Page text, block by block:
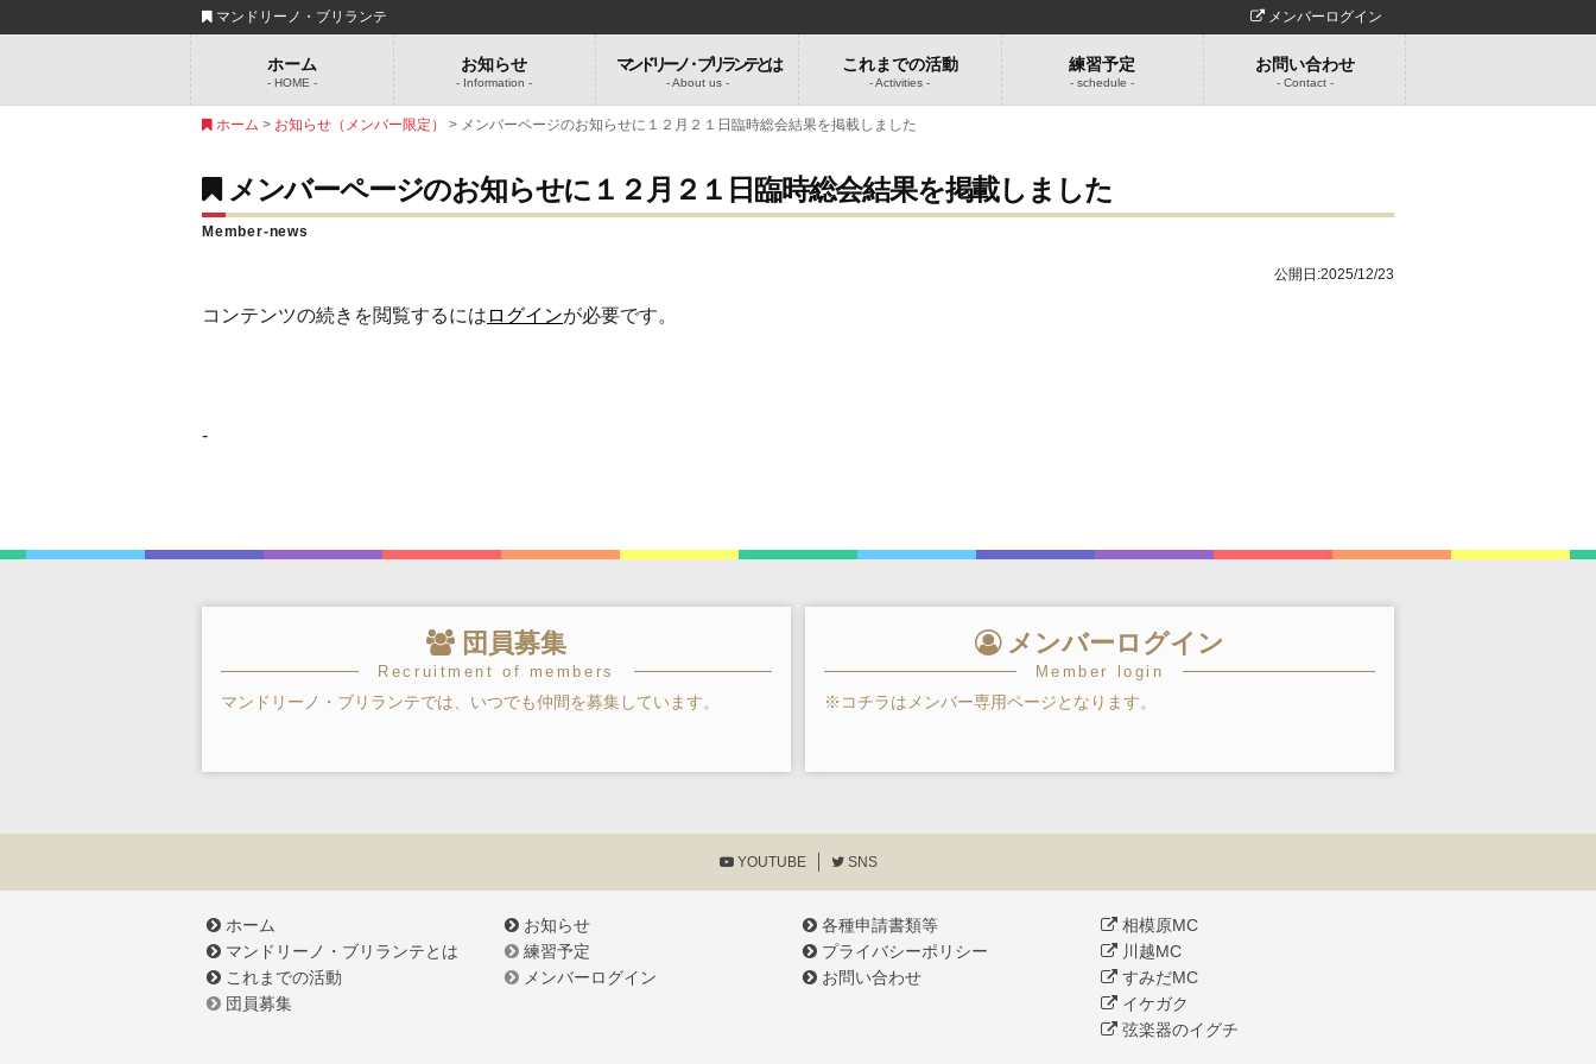
マンドリーノ・ブリランテ メンバーログイン
ホーム
- HOME -
お知らせ
- Information -
マンドリーノ・ブリランテとは
- About us -
これまでの活動
- Activities -
練習予定
- schedule -
お問い合わせ
- Contact -
ホーム > お知らせ（メンバー限定） > メンバーページのお知らせに１２月２１日臨時総会結果を掲載しました
メンバーページのお知らせに１２月２１日臨時総会結果を掲載しました
Member-news
公開日:2025/12/23
コンテンツの続きを閲覧するには ログインが必要です。
-
団員募集
Recruitment of members
マンドリーノ・ブリランテでは、いつでも仲間を募集しています。
メンバーログイン
Member login
※コチラはメンバー専用ページとなります。
YOUTUBE SNS
ホーム
マンドリーノ・ブリランテとは
これまでの活動
団員募集
お知らせ
練習予定
メンバーログイン
各種申請書類等
プライバシーポリシー
お問い合わせ
相模原MC
川越MC
すみだMC
イケガク
弦楽器のイグチ